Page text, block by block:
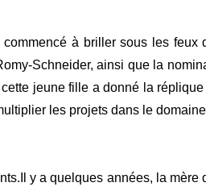
à briller sous les
Schneider, ainsi que la
jeune fille a donné la
les projets dans le
y a quelques années, la